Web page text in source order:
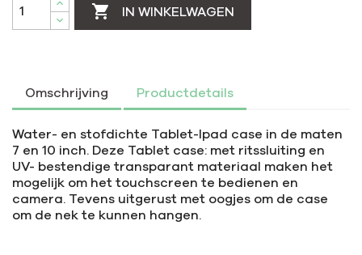
 IN WINKELWAGEN
Omschrijving Productdetails
Water- en stofdichte Tablet-Ipad case in de maten
7 en 10 inch. Deze Tablet case: met ritssluiting en
UV- bestendige transparant materiaal maken het
mogelijk om het touchscreen te bedienen en
camera. Tevens uitgerust met oogjes om de case
om de nek te kunnen hangen.